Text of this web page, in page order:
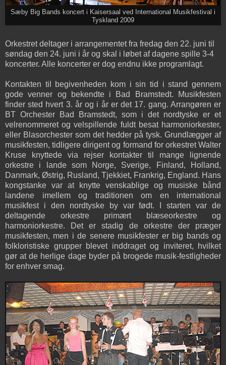
Sæby Big Bands koncert i Kaisersaal ved International Musikfestival i
Tyskland 2009
Orkestret deltager i arrangementet fra fredag den 22. juni til
søndag den 24. juni i år og skal i løbet af dagene spille 3-4
koncerter. Alle koncerter er dog endnu ikke programlagt.
Kontakten til begivenheden kom i sin tid i stand gennem
gode venner og bekendte i Bad Bramstedt. Musikfesten
finder sted hvert 3. år og i år er det 17. gang. Arrangøren er
BT Orchester Bad Bramstedt, som i det nordtyske er et
velrenommeret og velspillende fuldt besat harmoniorkester,
eller Blasorchester som det hedder på tysk. Grundlægger af
musikfesten, tidligere dirigent og formand for orkestret Walter
Kruse knyttede via rejser kontakter til mange lignende
orkestre i lande som Norge, Sverige, Finland, Holland,
Danmark, Østrig, Rusland, Tjekkiet, Frankrig, England. Hans
kongstanke var at knytte venskablige og musiske bånd
landene imellem og traditionen om en international
musikfest i den nordtyske by var født. I starten var de
deltagende orkestre primært blæseorkestre og
harmoniorkestre. Det er stadig de orkestre der præger
musikfesten, men i de senere musikfester er big bands og
folkloristiske grupper blevet inddraget og inviteret, hvilket
gør at de herlige dage byder på brogede musik-festligheder
for enhver smag.